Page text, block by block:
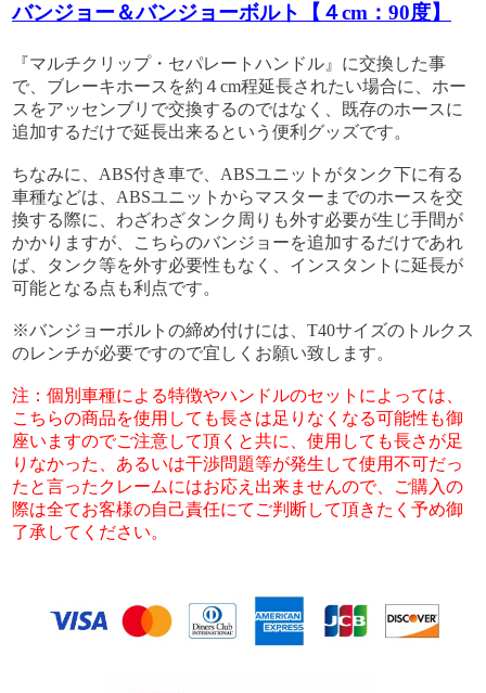
バンジョー＆バンジョーボルト【４cm：90度】
『マルチクリップ・セパレートハンドル』に交換した事
で、ブレーキホースを約４cm程延長されたい場合に、ホー
スをアッセンブリで交換するのではなく、既存のホースに
追加するだけで延長出来るという便利グッズです。
ちなみに、ABS付き車で、ABSユニットがタンク下に有る
車種などは、ABSユニットからマスターまでのホースを交
換する際に、わざわざタンク周りも外す必要が生じ手間が
かかりますが、こちらのバンジョーを追加するだけであれ
ば、タンク等を外す必要性もなく、インスタントに延長が
可能となる点も利点です。
※バンジョーボルトの締め付けには、T40サイズのトルクス
のレンチが必要ですので宜しくお願い致します。
注：個別車種による特徴やハンドルのセットによっては、
こちらの商品を使用しても長さは足りなくなる可能性も御
座いますのでご注意して頂くと共に、使用しても長さが足
りなかった、あるいは干渉問題等が発生して使用不可だっ
たと言ったクレームにはお応え出来ませんので、ご購入の
際は全てお客様の自己責任にてご判断して頂きたく予め御
了承してください。